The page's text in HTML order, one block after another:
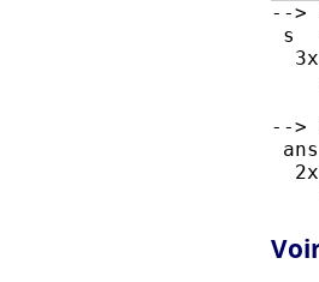
-->
s
-->